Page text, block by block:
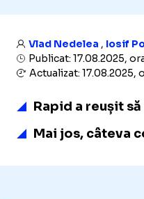
Vlad Nedelea , Iosif
Publicat: 17.08.2025,
Actualizat: 17.08.2025,
Rapid a reușit
Mai jos, câteva